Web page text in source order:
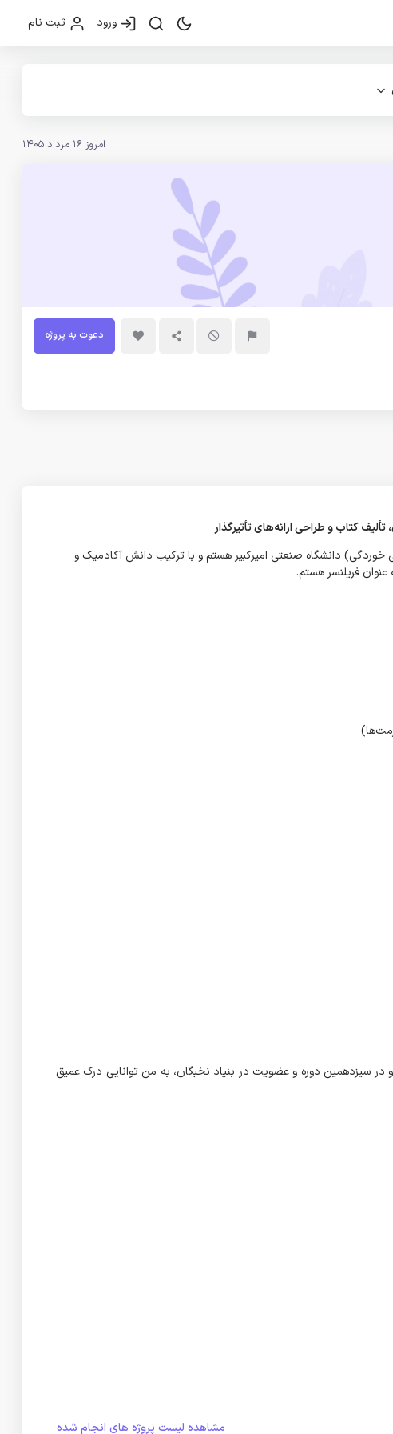
ورود ثبت نام
امروز 16 مرداد 1405
دعوت به پروژه
کتاب و طراحی ارائه‌های تأثیرگذار
دانشگاه صنعتی امیرکبیر هستم و با ترکیب دانش آکادمیک و
فریلنسر هستم.
سیزدهمین دوره و عضویت در بنیاد نخبگان، به من توانایی درک عمیق
مشاهده لیست پروژه های انجام شده